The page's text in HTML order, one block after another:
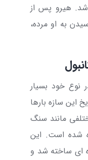
هیرو پس از
به او مرده،
نوع خود بسیار
این سازه بارها
مانند سنگ
شده است. این
ای ساخته شد و